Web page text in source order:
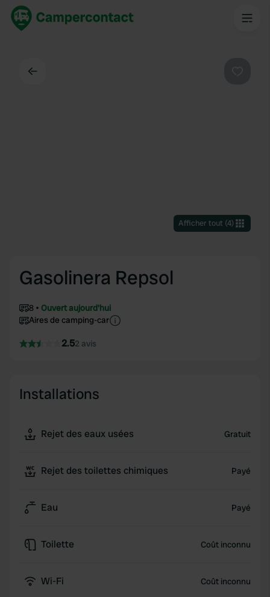
Afficher tout(4)
Gasolinera Repsol
8
Ouvert aujourd'hui
Aires de camping-car
2.52 avis
Installations
Rejet des eaux usées Gratuit
Rejet des toilettes chimiques Payé
Eau Payé
Toilette Coût inconnu
Wi-Fi Coût inconnu